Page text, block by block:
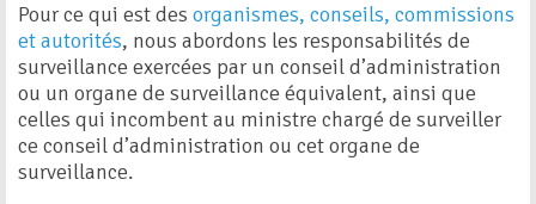
Pour ce qui est des organismes, conseils, commissions
et autorités, nous abordons les responsabilités de
surveillance exercées par un conseil d’administration
ou un organe de surveillance équivalent, ainsi que
celles qui incombent au ministre chargé de surveiller
ce conseil d’administration ou cet organe de
surveillance.